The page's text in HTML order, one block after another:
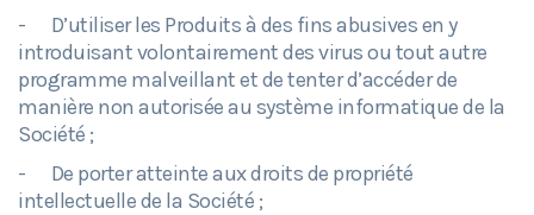
- D’utiliser les Produits à des fins abusives en y
introduisant volontairement des virus ou tout autre
programme malveillant et de tenter d’accéder de
manière non autorisée au système informatique de la
Société ;
- De porter atteinte aux droits de propriété
intellectuelle de la Société ;